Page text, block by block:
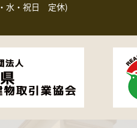
水・祝日 定休)